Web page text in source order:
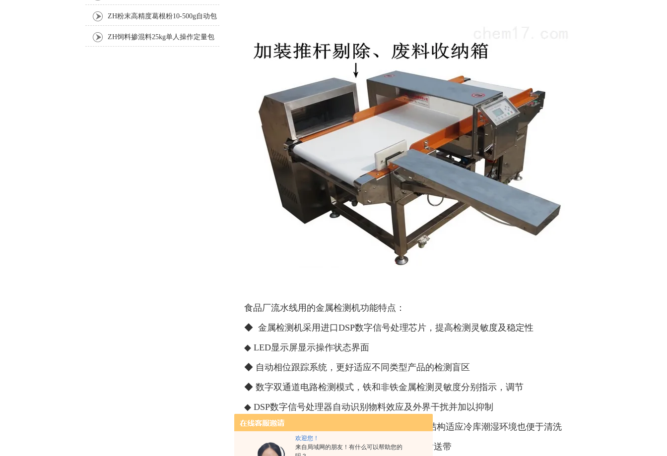
欢迎您！
来自局域网的朋友！有什么可以帮助您的
食品厂流水线用的金属检测机功能特点：
◆ 金属检测机采用进口DSP数字信号处理芯片，提高检测灵敏度及稳定性
◆ LED显示屏显示操作状态界面
◆ 自动相位跟踪系统，更好适应不同类型产品的检测盲区
◆ 数字双通道电路检测模式，铁和非铁金属检测灵敏度分别指示，调节
◆ DSP数字信号处理器自动识别物料效应及外界干扰并加以抑制
◆ 金属检测机采用优质不锈钢机身，防水密封结构适应冷库潮湿环境也便于清洗
◆ 采用声、光双重警报装置，食品级优质PVC输送带
装机 ZH粉末高精度葛根粉10-500g自动包
装机 ZH饲料掺混料25kg单人操作定量包